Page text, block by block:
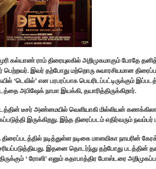
கல்யாண் ராம் திரையுலகில் அறிமுகமாகும் போதே
பெற்றவர். இவர் தற்போது மற்றொரு சுவாரசியமான
‘டெவில்’ என பரபரப்பாக பெயரிடப்பட்டிருக்கும்
அபிஷேக் நாமா இயக்கி, தயாரித்திருக்கிறார்.
டீசர் அண்மையில் வெளியாகி மில்லியன்
இருக்கிறது. இந்த திரைப்படம் எதிர்வரும்
நடித்துள்ள நடிகை மாளவிகா நாயரின்
இதனை தொடர்ந்து தற்போது படத்தின்
‘ ரோஸி’ எனும் கதாபாத்திர போஸ்டரை